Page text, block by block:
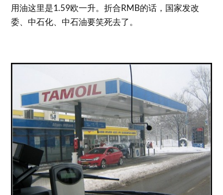
用油这里是1.59欧一升。折合RMB的话，国家发改
委、中石化、中石油要笑死去了。